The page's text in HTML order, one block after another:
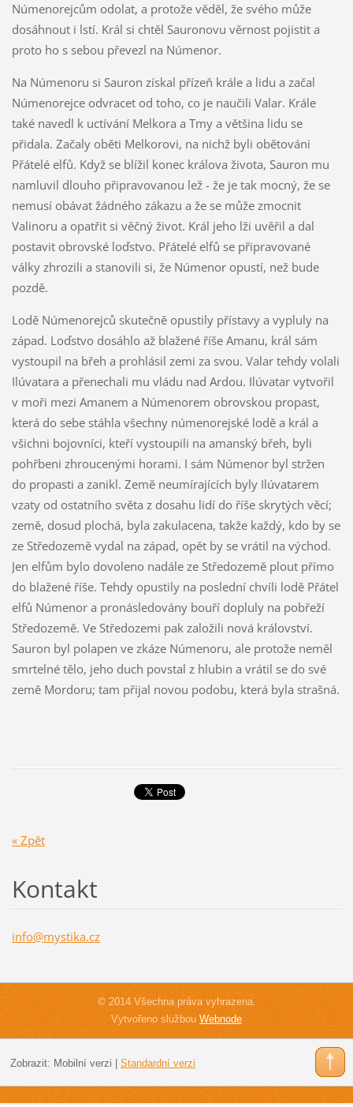
Númenorejcům odolat, a protože věděl, že svého může
dosáhnout i lstí. Král si chtěl Sauronovu věrnost pojistit a
proto ho s sebou převezl na Númenor.
Na Númenoru si Sauron získal přízeň krále a lidu a začal
Númenorejce odvracet od toho, co je naučili Valar. Krále
také navedl k uctívání Melkora a Tmy a většina lidu se
přidala. Začaly oběti Melkorovi, na nichž byli obětováni
Přátelé elfů. Když se blížil konec králova života, Sauron mu
namluvil dlouho připravovanou lež - že je tak mocný, že se
nemusí obávat žádného zákazu a že se může zmocnit
Valinoru a opatřit si věčný život. Král jeho lži uvěřil a dal
postavit obrovské loďstvo. Přátelé elfů se připravované
války zhrozili a stanovili si, že Númenor opustí, než bude
pozdě.
Lodě Númenorejců skutečně opustily přístavy a vypluly na
západ. Loďstvo dosáhlo až blažené říše Amanu, král sám
vystoupil na břeh a prohlásil zemi za svou. Valar tehdy volali
Ilúvatara a přenechali mu vládu nad Ardou. Ilúvatar vytvořil
v moři mezi Amanem a Númenorem obrovskou propast,
která do sebe stáhla všechny númenorejské lodě a král a
všichni bojovníci, kteří vystoupili na amanský břeh, byli
pohřbeni zhroucenými horami. I sám Númenor byl stržen
do propasti a zanikl. Země neumírajících byly Ilúvatarem
vzaty od ostatního světa z dosahu lidí do říše skrytých věcí;
země, dosud plochá, byla zakulacena, takže každý, kdo by se
ze Středozemě vydal na západ, opět by se vrátil na východ.
Jen elfům bylo dovoleno nadále ze Středozemě plout přímo
do blažené říše. Tehdy opustily na poslední chvíli lodě Přátel
elfů Númenor a pronásledovány bouří dopluly na pobřeží
Středozemě. Ve Středozemi pak založili nová království.
Sauron byl polapen ve zkáze Númenoru, ale protože neměl
smrtelné tělo, jeho duch povstal z hlubin a vrátil se do své
země Mordoru; tam přijal novou podobu, která byla strašná.
« Zpět
Kontakt
info@mystika.cz
© 2014 Všechna práva vyhrazena.
Vytvořeno službouWebnode
Zobrazit: Mobilní verzi Standardní verzi